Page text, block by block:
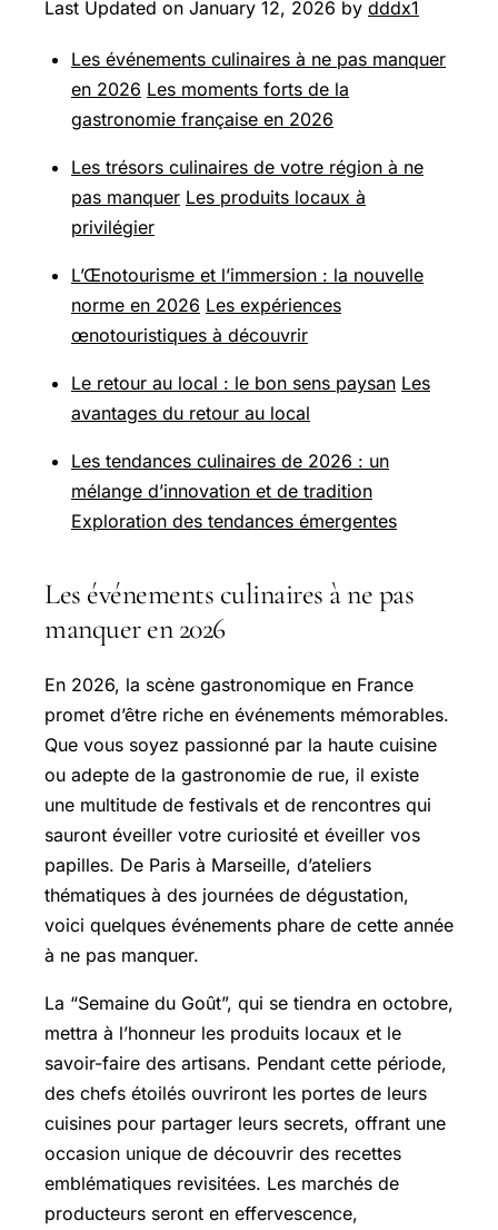
Last Updated on January 12, 2026 by dddx1
Les événements culinaires à ne pas manquer
en 2026 Les moments forts de la
gastronomie française en 2026
Les trésors culinaires de votre région à ne
pas manquer Les produits locaux à
privilégier
L’Œnotourisme et l’immersion : la nouvelle
norme en 2026 Les expériences
œnotouristiques à découvrir
Le retour au local : le bon sens paysan Les
avantages du retour au local
Les tendances culinaires de 2026 : un
mélange d’innovation et de tradition
Exploration des tendances émergentes
Les événements culinaires à ne pas
manquer en 2026
En 2026, la scène gastronomique en France
promet d’être riche en événements mémorables.
Que vous soyez passionné par la haute cuisine
ou adepte de la gastronomie de rue, il existe
une multitude de festivals et de rencontres qui
sauront éveiller votre curiosité et éveiller vos
papilles. De Paris à Marseille, d’ateliers
thématiques à des journées de dégustation,
voici quelques événements phare de cette année
à ne pas manquer.
La “Semaine du Goût”, qui se tiendra en octobre,
mettra à l’honneur les produits locaux et le
savoir-faire des artisans. Pendant cette période,
des chefs étoilés ouvriront les portes de leurs
cuisines pour partager leurs secrets, offrant une
occasion unique de découvrir des recettes
emblématiques revisitées. Les marchés de
producteurs seront en effervescence,